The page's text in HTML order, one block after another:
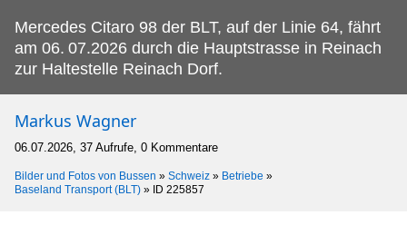
Mercedes Citaro 98 der BLT, auf der Linie 64, fährt
am 06. 07.2026 durch die Hauptstrasse in Reinach
zur Haltestelle Reinach Dorf.
Markus Wagner
06.07.2026, 37 Aufrufe, 0 Kommentare
Bilder und Fotos von Bussen » Schweiz » Betriebe »
Baseland Transport (BLT) » ID 225857